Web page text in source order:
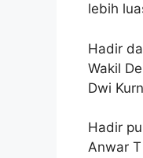
lebih
Hadir
Wakil
Dwi
Hadir
Anwar